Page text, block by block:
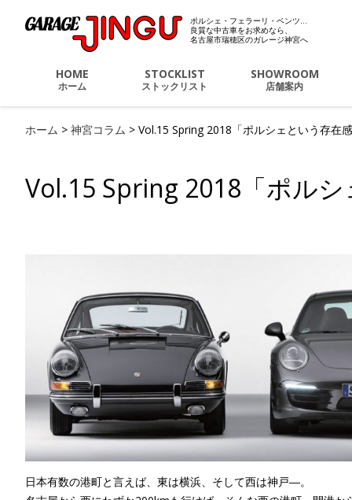
ポルシェ・フェラーリ
ポルシェ・フェラーリ・ベンツ…
良質な中古車をお求めなら、
名古屋市瑞穂区のガレージ神宮へ
HOME
ホーム
STOCKLIST
ストックリスト
SHOWROOM
店舗案内
ホーム > 神宮コラム > Vol.15 Spring 2018「ポルシェという存在
Vol.15 Spring 2018「ポル
日本有数の港町と言えば、東は横浜、そして西は神戸―。